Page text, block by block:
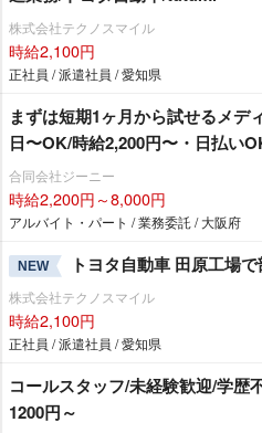
株式会社テクノスマイル
時給2,100円
正社員 / 派遣社員 / 愛知県
まずは短期1ヶ月から試せるメデ
日〜OK/時給2,200円〜・日払い
合同会社ジーニー
時給2,200円～8,000円
アルバイト・パート / 業務委託 / 大阪府
NEW トヨタ自動車 田原工場
株式会社テクノスマイル
時給2,100円
正社員 / 派遣社員 / 愛知県
コールスタッフ/未経験歓迎/学歴
1200円～